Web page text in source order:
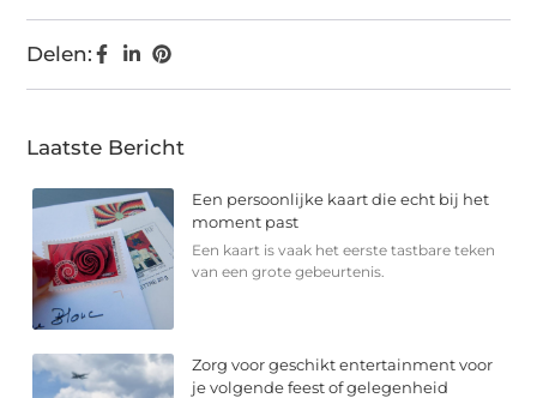
Delen:
Laatste Bericht
Een persoonlijke kaart die echt bij het
moment past
Een kaart is vaak het eerste tastbare teken
van een grote gebeurtenis.
Zorg voor geschikt entertainment voor
je volgende feest of gelegenheid